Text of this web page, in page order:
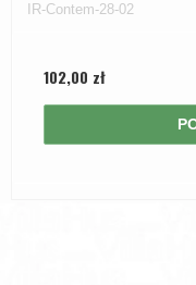
IR-Contem-28-02
102,00 zł